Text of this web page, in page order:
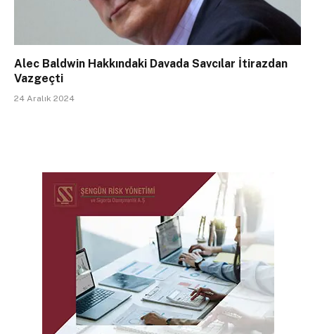
Alec Baldwin Hakkındaki Davada Savcılar İtirazdan
Vazgeçti
24 Aralık 2024